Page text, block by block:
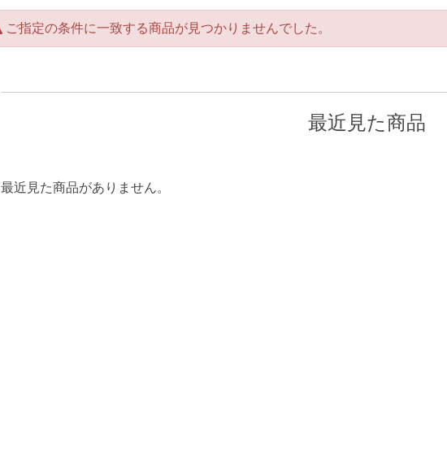
ご指定の条件に一致する商品が見つかりませんでした。
最近見た商品
最近見た商品がありません。